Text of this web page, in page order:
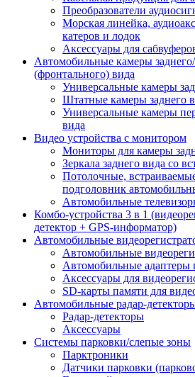
Преобразователи
Морская линейка,
катеров и лодок
Аксессуары для
Автомобильные камеры
(фронтального) вида
Универсальные камеры
Штатные камеры заднего
Универсальные камеры
вида
Видео устройства c монитором
Мониторы для камеры
Зеркала заднего вида со
Потолочные,
подголовник
Автомобильные
Комбо-устройства 3 в 1
детектор + GPS-информатор)
Автомобильные
Автомобильные
Автомобильные адаптеры
Аксессуары для
SD-карты памяти для
Автомобильные радар-
Радар-детекторы
Аксессуары
Системы парковки/слепые зоны
Парктроники
Датчики парковки